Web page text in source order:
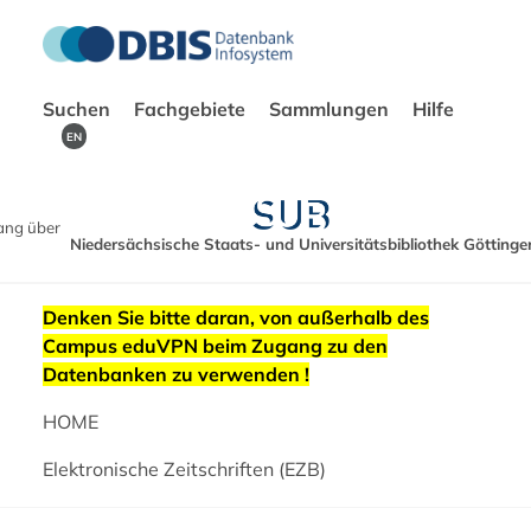
Suchen Fachgebiete Sammlungen Hilfe
EN
über
Niedersächsische Staats- und Universitätsbibliothek
Denken Sie bitte daran, von außerhalb des
Campus eduVPN beim Zugang zu den
Datenbanken zu verwenden !
HOME
Elektronische Zeitschriften (EZB)